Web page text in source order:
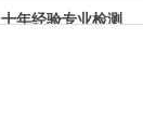
十年经验专业检测